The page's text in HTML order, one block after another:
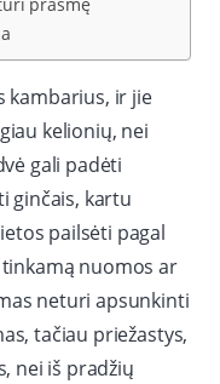
kambarius, ir jie
kelionių, nei
gali padėti
ginčais, kartu
pailsėti pagal
nuomos ar
neturi apsunkinti
tačiau priežastys,
nei iš pradžių